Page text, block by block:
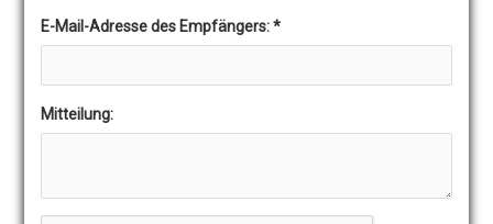
E-Mail-Adresse des Empfängers:*
Mitteilung: